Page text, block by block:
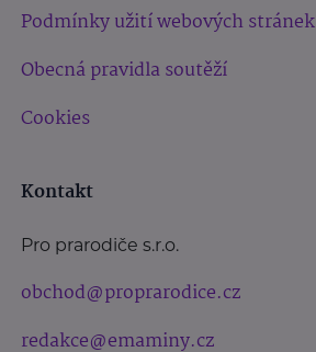
Podmínky užití webových stránek
Obecná pravidla soutěží
Cookies
Kontakt
Pro prarodiče s.r.o.
obchod@proprarodice.cz
redakce@emaminy.cz